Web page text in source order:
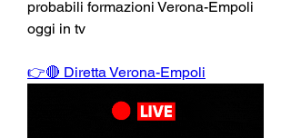
probabili formazioni Verona-Empoli
oggi in tv
👉🔴 Diretta Verona-Empoli